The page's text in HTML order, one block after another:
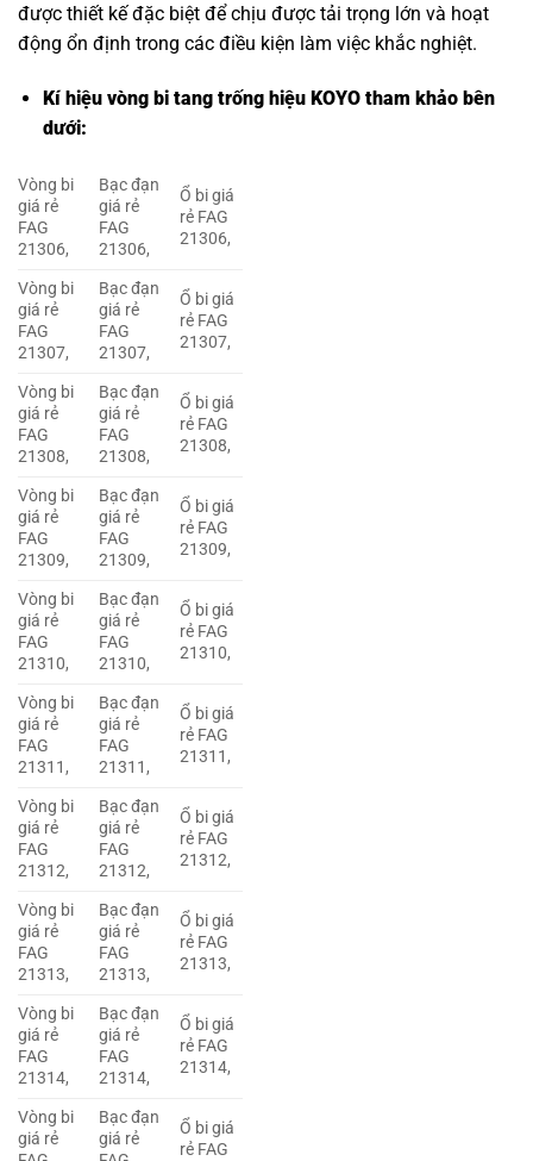
được thiết kế đặc biệt để chịu được tải trọng lớn và hoạt
động ổn định trong các điều kiện làm việc khắc nghiệt.
Kí hiệu vòng bi tang trống hiệu KOYO tham khảo bên
dưới:
Vòng bi
giá rẻ
FAG
21306,
Bạc đạn
giá rẻ
FAG
21306,
Ổ bi giá
rẻ FAG
21306,
Vòng bi
giá rẻ
FAG
21307,
Bạc đạn
giá rẻ
FAG
21307,
Ổ bi giá
rẻ FAG
21307,
Vòng bi
giá rẻ
FAG
21308,
Bạc đạn
giá rẻ
FAG
21308,
Ổ bi giá
rẻ FAG
21308,
Vòng bi
giá rẻ
FAG
21309,
Bạc đạn
giá rẻ
FAG
21309,
Ổ bi giá
rẻ FAG
21309,
Vòng bi
giá rẻ
FAG
21310,
Bạc đạn
giá rẻ
FAG
21310,
Ổ bi giá
rẻ FAG
21310,
Vòng bi
giá rẻ
FAG
21311,
Bạc đạn
giá rẻ
FAG
21311,
Ổ bi giá
rẻ FAG
21311,
Vòng bi
giá rẻ
FAG
21312,
Bạc đạn
giá rẻ
FAG
21312,
Ổ bi giá
rẻ FAG
21312,
Vòng bi
giá rẻ
FAG
21313,
Bạc đạn
giá rẻ
FAG
21313,
Ổ bi giá
rẻ FAG
21313,
Vòng bi
giá rẻ
FAG
21314,
Bạc đạn
giá rẻ
FAG
21314,
Ổ bi giá
rẻ FAG
21314,
Vòng bi
giá rẻ
Bạc đạn
giá rẻ
Ổ bi giá
rẻ FAG